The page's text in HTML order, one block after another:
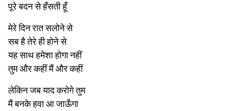
पूरे बदन से हँसती हूँ
मेरे दिन रात सलोने से
सब है तेरे ही होने से
यह साथ हमेशा होगा नहीं
तुम और कहीं मैं और कहीं
लेकिन जब याद करोगे तुम
मैं बनके हवा आ जाऊँगा